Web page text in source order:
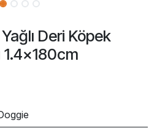
Deri Köpek
1.4x180cm